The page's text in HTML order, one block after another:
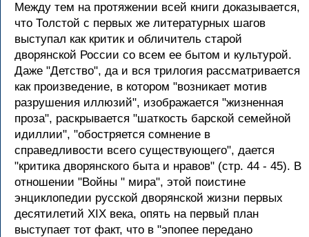
Между тем на протяжении всей книги доказывается,
что Толстой с первых же литературных шагов
выступал как критик и обличитель старой
дворянской России со всем ее бытом и культурой.
Даже "Детство", да и вся трилогия рассматривается
как произведение, в котором "возникает мотив
разрушения иллюзий", изображается "жизненная
проза", раскрывается "шаткость барской семейной
идиллии", "обостряется сомнение в
справедливости всего существующего", дается
"критика дворянского быта и нравов" (стр. 44 - 45). В
отношении "Войны " мира", этой поистине
энциклопедии русской дворянской жизни первых
десятилетий XIX века, опять на первый план
выступает тот факт, что в "эпопее передано